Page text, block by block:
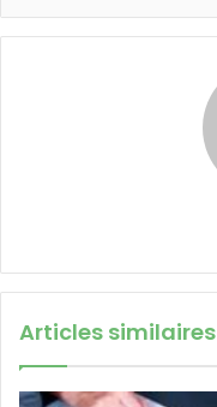
Articles similaires